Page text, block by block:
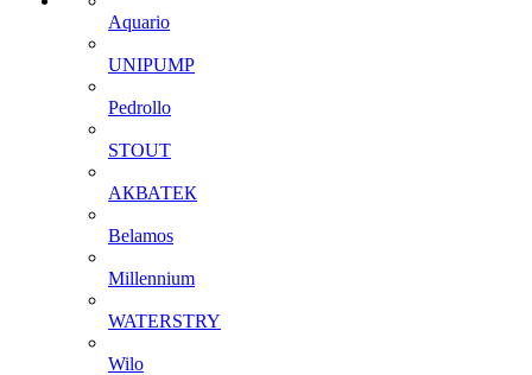
Aquario
UNIPUMP
Pedrollo
STOUT
АКВАТЕК
Belamos
Millennium
WATERSTRY
Wilo